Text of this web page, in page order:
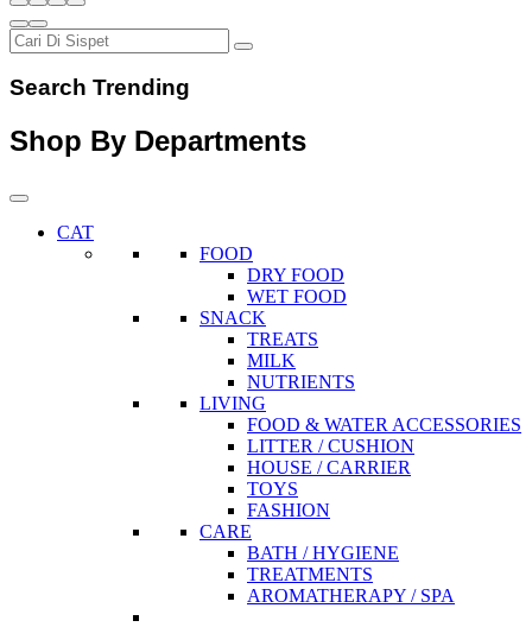
Search Trending
Shop By Departments
CAT
FOOD
DRY FOOD
WET FOOD
SNACK
TREATS
MILK
NUTRIENTS
LIVING
FOOD & WATER ACCESSORIES
LITTER / CUSHION
HOUSE / CARRIER
TOYS
FASHION
CARE
BATH / HYGIENE
TREATMENTS
AROMATHERAPY / SPA